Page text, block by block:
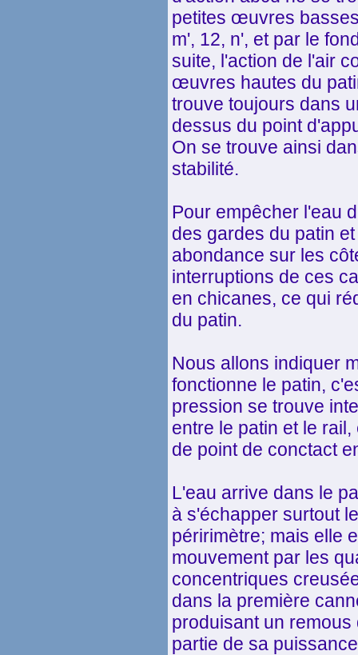
petites œuvres
m', 12, n', et par le
suite, l'action de l'air
œuvres hautes du
trouve toujours dans
dessus du point
On se trouve ainsi
stabilité.
Pour empêcher l'eau
des gardes du patin
abondance sur les
interruptions de ces
en chicanes, ce qui
du patin.
Nous allons indiquer
fonctionne le patin,
pression se trouve
entre le patin et le
de point de conctact
L'eau arrive dans le
à s'échapper surtout
péririmètre; mais elle
mouvement par les
concentriques
dans la première
produisant un
partie de sa